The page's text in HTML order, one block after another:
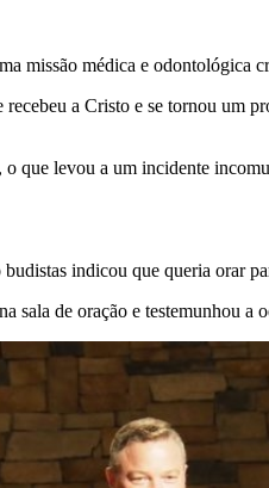
missão médica e odontológica
a Cristo e se tornou um
que levou a um incidente
indicou que queria orar
de oração e testemunhou a